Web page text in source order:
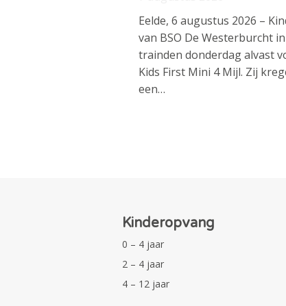
Eelde, 6 augustus 2026 –
van BSO De Westerburcht
trainden donderdag alvast
Kids First Mini 4 Mijl. Zij
een…
Kinderopvang
0 – 4 jaar
2 – 4 jaar
4 – 12 jaar